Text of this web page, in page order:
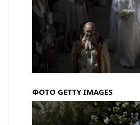
ФОТО GETTY IMAGES